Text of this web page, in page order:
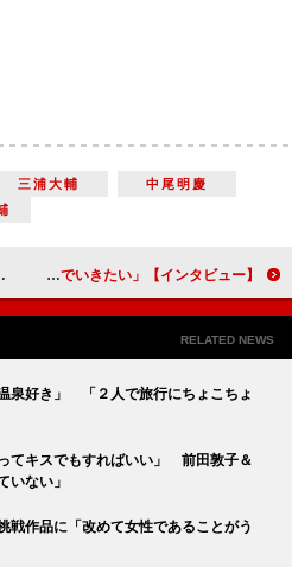
三浦大輔
中尾明慶
古川雄大「新鮮な体験ができた１年」を経て「次に向かって一歩進んでいきたい」【インタビュー】
RELATED NEWS
泉好き」 「２人で旅行にちょこちょ
てキスでもすればいい」 前田敦子＆
いない」
戦作品に「改めて女性であることがう